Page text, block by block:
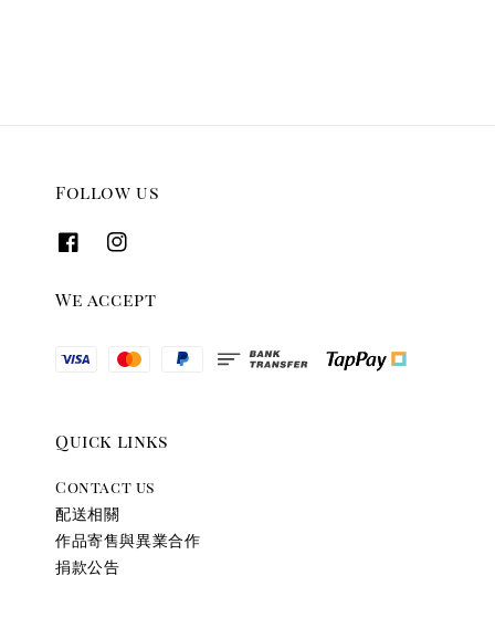
Follow us
We accept
Quick links
Contact us
配送相關
作品寄售與異業合作
捐款公告